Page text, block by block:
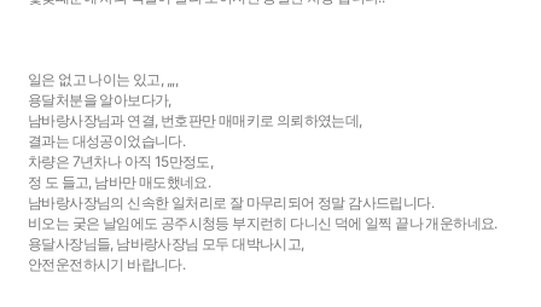
일은 없고 나이는 있고, ,,,,
용달처분을 알아보다가,
남바랑사장님과 연결, 번호판만 매매키로 의뢰하였는데,
결과는 대성공이었습니다.
차량은 7년차나 아직 15만정도,
정 도 들고, 남바만 매도했네요.
남바랑사장님의 신속한 일처리로 잘 마무리되어 정말 감사드립니다.
비오는 궂은 날임에도 공주시청등 부지런히 다니신 덕에 일찍 끝나 개운하네요.
용달사장님들, 남바랑사장님 모두 대박나시고,
안전운전하시기 바랍니다.